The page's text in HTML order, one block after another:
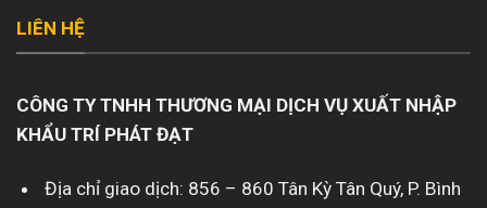
LIÊN HỆ
CÔNG TY TNHH THƯƠNG MẠI DỊCH VỤ XUẤT NHẬP
KHẨU TRÍ PHÁT ĐẠT
Địa chỉ giao dịch: 856 – 860 Tân Kỳ Tân Quý, P. Bình